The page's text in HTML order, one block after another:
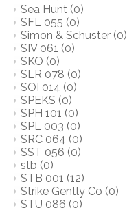
Sea Hunt (0)
SFL 055 (0)
Simon & Schuster (0)
SIV 061 (0)
SKO (0)
SLR 078 (0)
SOI 014 (0)
SPEKS (0)
SPH 101 (0)
SPL 003 (0)
SRC 064 (0)
SST 056 (0)
stb (0)
STB 001 (12)
Strike Gently Co (0)
STU 086 (0)